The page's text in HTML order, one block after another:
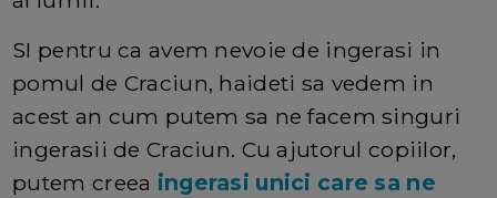
SI pentru ca avem nevoie de ingerasi in
pomul de Craciun, haideti sa vedem in
acest an cum putem sa ne facem singuri
ingerasii de Craciun. Cu ajutorul copiilor,
putem creea ingerasi unici care sa ne